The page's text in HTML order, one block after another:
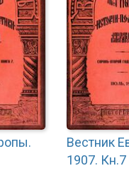
Вестник
1907. Кн.7